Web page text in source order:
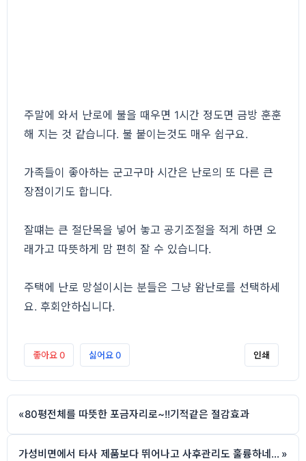
주말에 와서 난로에 불을 때우면 1시간 정도면 금방 훈훈
해 지는 것 같습니다. 불 붙이는것도 매우 쉽구요.
가족들이 좋아하는 군고구마 시간은 난로의 또 다른 큰
장점이기도 합니다.
잘떄는 큰 절단목을 넣어 놓고 공기조절을 적게 하면 오
래가고 따뜻하게 맘 편히 잘 수 있습니다.
주택에 난로 망설이시는 분들은 그냥 왐난로를 선택하세
요. 후회안하십니다.
좋아요0 싫어요0 인쇄
«80평전체를 따뜻한 포금자리로~!!기적같은 절감효과
가성비면에서 타사 제품보다 뛰어나고 사후관리도 훌륭하네요! »